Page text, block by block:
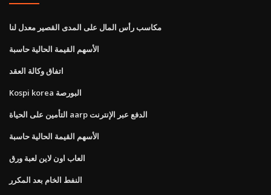
مكاسب رأس المال على المدى القصير معدل لنا
الأسهم القيمة الحالية حاسبة
اتفاق وكالة العقد
Kospi korea البورصة
التأمين على الحياة aarp الدفع عبر الإنترنت
الأسهم القيمة الحالية حاسبة
العاب اون لاين لعبة ورق
النفط الخام بعد المكرر